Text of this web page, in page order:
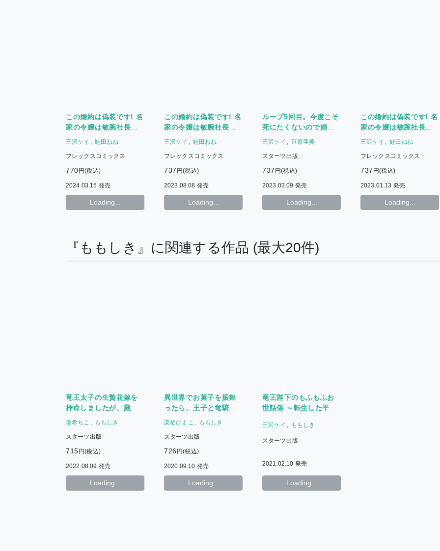
この婚約は偽装です! 名
家の令嬢は敏腕社長に
迫られる(3)
三沢ケイ 鮭田ねね
フレックスコミックス
770 円(税込)
2024.03.15 発売
Loading...
この婚約は偽装です! 名
家の令嬢は敏腕社長に
迫られる(2)
三沢ケイ 鮭田ねね
フレックスコミックス
737 円(税込)
2023.08.08 発売
Loading...
ループ5回目。今度こそ
死にたくないので婚約
破棄を持ちかけたはず
陛下が溺愛してくるの
ですが(2)
三沢ケイ 笹原亜美
スターツ出版
737 円(税込)
2023.03.09 発売
Loading...
この婚約は偽装です! 名
家の令嬢は敏腕社長に
迫られる(1)
三沢ケイ 鮭田ねね
フレックスコミックス
737 円(税込)
2023.01.13 発売
Loading...
『ももしき』に関連する作品 (最大20件)
竜王太子の生贄花嫁を
拝命しましたが、殿下
がなぜか溺愛モードで
て言ったじゃないです
か! ～
瑞希ちこ ももしき
スターツ出版
715 円(税込)
2022.08.09 発売
Loading...
異世界でお菓子を振舞
ったら、王子と竜騎士
とモフモフに懐かれま
栗栖ひよこ ももしき
スターツ出版
726 円(税込)
2020.09.10 発売
Loading...
竜王陛下のもふもふお
世話係 ～転生した平凡
ちました～
三沢ケイ ももしき
スターツ出版
2021.02.10 発売
Loading...